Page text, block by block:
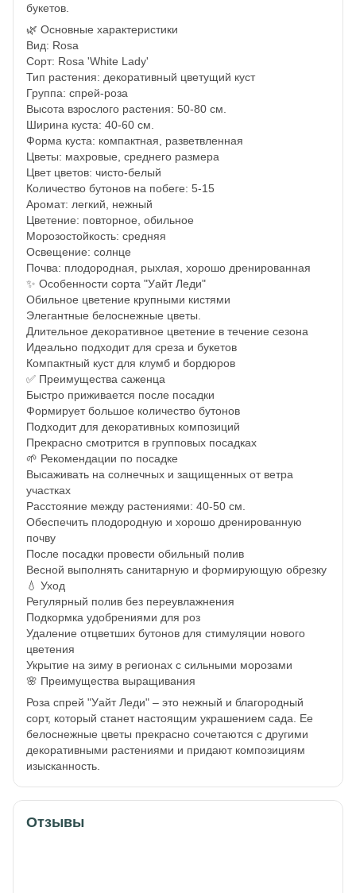
букетов.
🌿 Основные характеристики
Вид: Rosa
Сорт: Rosa 'White Lady'
Тип растения: декоративный цветущий куст
Группа: спрей-роза
Высота взрослого растения: 50-80 см.
Ширина куста: 40-60 см.
Форма куста: компактная, разветвленная
Цветы: махровые, среднего размера
Цвет цветов: чисто-белый
Количество бутонов на побеге: 5-15
Аромат: легкий, нежный
Цветение: повторное, обильное
Морозостойкость: средняя
Освещение: солнце
Почва: плодородная, рыхлая, хорошо дренированная
✨ Особенности сорта "Уайт Леди"
Обильное цветение крупными кистями
Элегантные белоснежные цветы.
Длительное декоративное цветение в течение сезона
Идеально подходит для среза и букетов
Компактный куст для клумб и бордюров
✅ Преимущества саженца
Быстро приживается после посадки
Формирует большое количество бутонов
Подходит для декоративных композиций
Прекрасно смотрится в групповых посадках
🌱 Рекомендации по посадке
Высаживать на солнечных и защищенных от ветра
участках
Расстояние между растениями: 40-50 см.
Обеспечить плодородную и хорошо дренированную
почву
После посадки провести обильный полив
Весной выполнять санитарную и формирующую обрезку
💧 Уход
Регулярный полив без переувлажнения
Подкормка удобрениями для роз
Удаление отцветших бутонов для стимуляции нового
цветения
Укрытие на зиму в регионах с сильными морозами
🌸 Преимущества выращивания
Роза спрей "Уайт Леди" – это нежный и благородный
сорт, который станет настоящим украшением сада. Ее
белоснежные цветы прекрасно сочетаются с другими
декоративными растениями и придают композициям
изысканность.
Отзывы